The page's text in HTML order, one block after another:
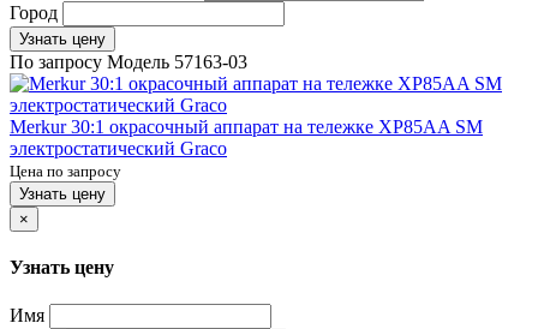
Город
Узнать цену
По запросу Модель 57163-03
Merkur 30:1 окрасочный аппарат на тележке XP85AA SM
электростатический Graco
Цена по запросу
Узнать цену
×
Узнать цену
Имя